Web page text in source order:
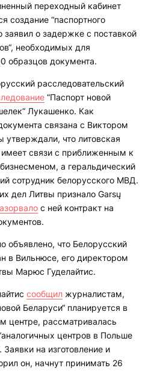
переходный кабинет
создание “паспортного
заявил о задержке с поставкой
необходимых для
образцов документа.
расследовательский
“Паспорт новой
Лукашенко. Как
связана с Виктором
что литовская
связи с приближенным к
а геральдический
сотрудник белорусского МВД.
дел Литвы признало Garsų
с ней контракт на
объявлено, что Белорусский
в Вильнюсе, его директором
Марюс Гуделайтис.
сообщил журналистам,
Беларуси“ планируется в
центре, рассматривалась
центров в Польше
на изготовление и
он, начнут принимать 26